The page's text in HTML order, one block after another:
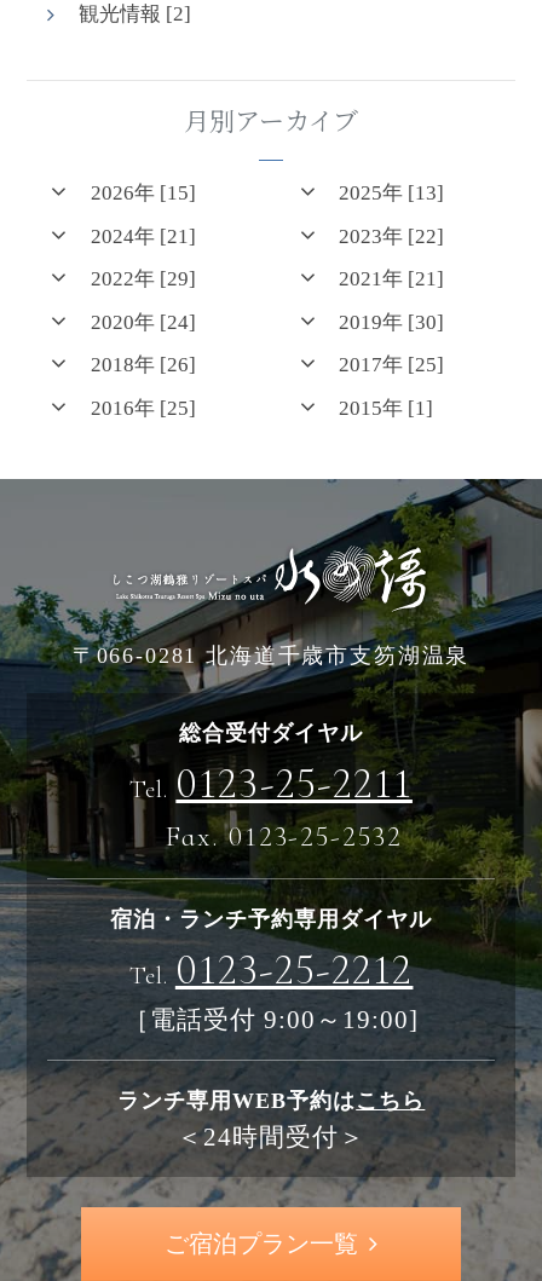
観光情報 [2]
月別アーカイブ
2026年 [15]
2025年 [13]
2024年 [21]
2023年 [22]
2022年 [29]
2021年 [21]
2020年 [24]
2019年 [30]
2018年 [26]
2017年 [25]
2016年 [25]
2015年 [1]
〒066-0281 北海道千歳市支笏湖温泉
総合受付ダイヤル
Tel. 0123-25-2211
Fax. 0123-25-2532
宿泊・ランチ予約専用ダイヤル
Tel. 0123-25-2212
［電話受付 9:00～19:00]
ランチ専用WEB予約は こちら
＜24時間受付＞
ご宿泊プラン一覧